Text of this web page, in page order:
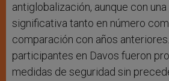
antiglobalización, aunque con
significativa tanto en número
comparación con años
participantes en Davos fueron
medidas de seguridad sin